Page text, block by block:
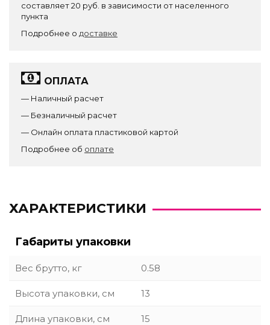
составляет 20 руб. в зависимости от населенного
пункта
Подробнее о доставке
ОПЛАТА
— Наличный расчет
— Безналичный расчет
— Онлайн оплата пластиковой картой
Подробнее об оплате
ХАРАКТЕРИСТИКИ
Габариты упаковки
Вес брутто, кг 0.58
Высота упаковки, см 13
Длина упаковки, см 15